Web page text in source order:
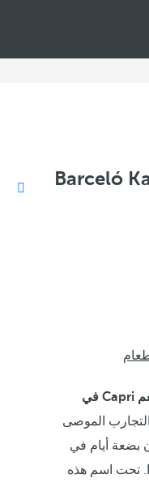
مطعم Capri في
التجارب الموصى
بضعة أيام في
تحت اسم هذه